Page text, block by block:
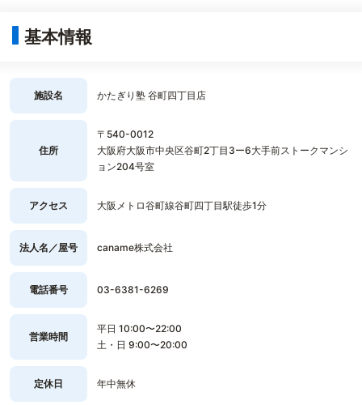
基本情報
施設名 かたぎり塾 谷町四丁目店
住所
〒540-0012
大阪府大阪市中央区谷町2丁目3ー6大手前ストークマンシ
ョン204号室
アクセス 大阪メトロ谷町線谷町四丁目駅徒歩1分
法人名／屋号 caname株式会社
電話番号 03-6381-6269
営業時間
平日 10:00〜22:00
土・日 9:00〜20:00
定休日 年中無休